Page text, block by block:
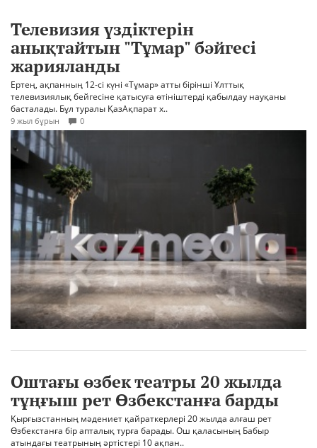
Телевизия үздіктерін
анықтайтын "Тұмар" бәйгесі
жарияланды
Ертең, ақпанның 12-сі күні «Тұмар» атты бірінші Ұлттық
телевизиялық бейгесіне қатысуға өтініштерді қабылдау науқаны
басталады. Бұл туралы ҚазАқпарат х..
9 жыл бұрын 0
Оштағы өзбек театры 20 жылда
тұңғыш рет Өзбекстанға барды
Қырғызстанның мәдениет қайраткерлері 20 жылда алғаш рет
Өзбекстанға бір апталық турға барады. Ош қаласының Бабыр
атындағы театрының әртістері 10 ақпан..